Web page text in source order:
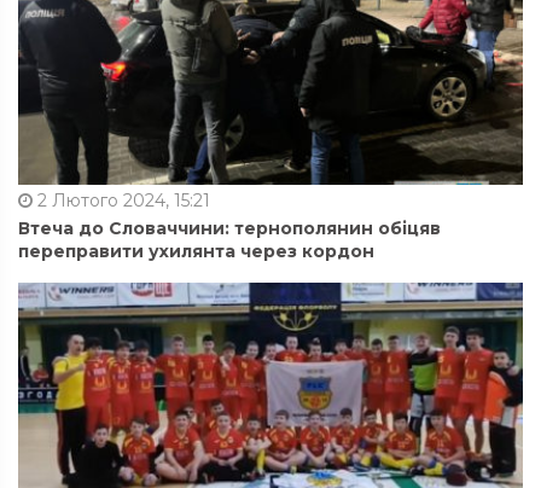
2 Лютого 2024, 15:21
Втеча до Словаччини: тернополянин обіцяв
переправити ухилянта через кордон